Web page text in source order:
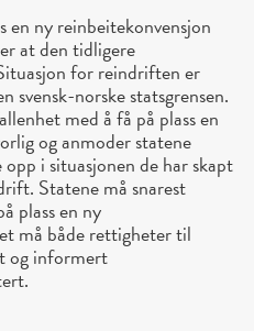
en ny reinbeitekonvensjon
at den tidligere
for reindriften er
svensk-norske statsgrensen.
med å få på plass en
og anmoder statene
i situasjonen de har skapt
Statene må snarest
plass en ny
må både rettigheter til
og informert